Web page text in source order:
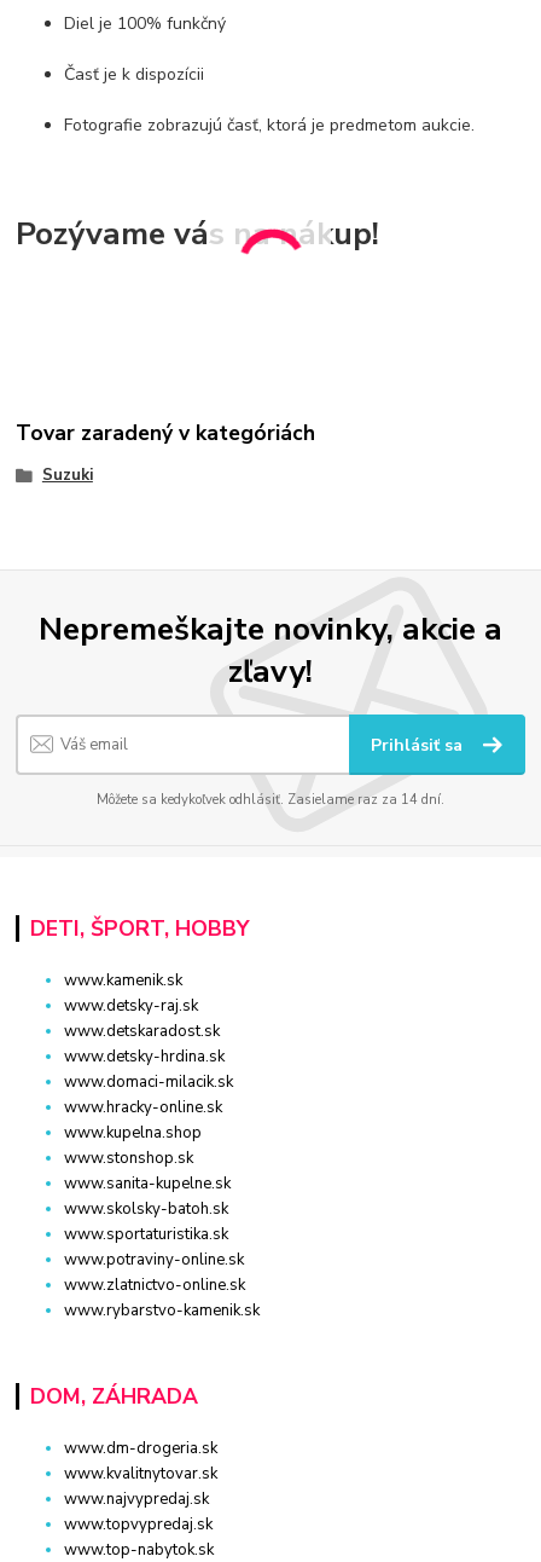
Diel je 100% funkčný
Časť je k dispozícii
Fotografie zobrazujú časť, ktorá je predmetom aukcie.
Pozývame vás na nákup!
Tovar zaradený v kategóriách
Suzuki
Nepremeškajte novinky, akcie a
zľavy!
Prihlásiť sa
Môžete sa kedykoľvek odhlásiť. Zasielame raz za 14 dní.
DETI, ŠPORT, HOBBY
www.kamenik.sk
www.detsky-raj.sk
www.detskaradost.sk
www.detsky-hrdina.sk
www.domaci-milacik.sk
www.hracky-online.sk
www.kupelna.shop
www.stonshop.sk
www.sanita-kupelne.sk
www.skolsky-batoh.sk
www.sportaturistika.sk
www.potraviny-online.sk
www.zlatnictvo-online.sk
www.rybarstvo-kamenik.sk
DOM, ZÁHRADA
www.dm-drogeria.sk
www.kvalitnytovar.sk
www.najvypredaj.sk
www.topvypredaj.sk
www.top-nabytok.sk